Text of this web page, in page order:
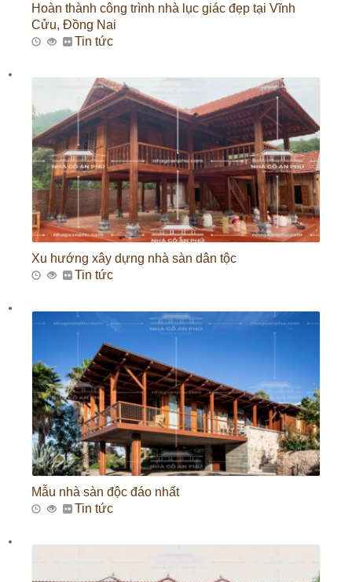
Hoàn thành công trình nhà lục giác đẹp tại Vĩnh
Cửu, Đồng Nai
Tin tức
Xu hướng xây dựng nhà sàn dân tộc
Tin tức
Mẫu nhà sàn độc đáo nhất
Tin tức